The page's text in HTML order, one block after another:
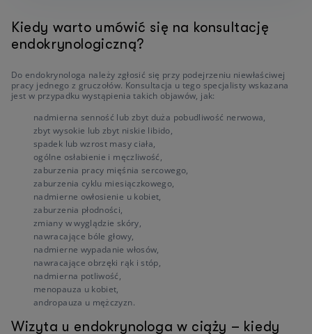
Kiedy warto umówić się na konsultację
endokrynologiczną?
Do endokrynologa należy zgłosić się przy podejrzeniu niewłaściwej
pracy jednego z gruczołów. Konsultacja u tego specjalisty wskazana
jest w przypadku wystąpienia takich objawów, jak:
nadmierna senność lub zbyt duża pobudliwość nerwowa,
zbyt wysokie lub zbyt niskie libido,
spadek lub wzrost masy ciała,
ogólne osłabienie i męczliwość,
zaburzenia pracy mięśnia sercowego,
zaburzenia cyklu miesiączkowego,
nadmierne owłosienie u kobiet,
zaburzenia płodności,
zmiany w wyglądzie skóry,
nawracające bóle głowy,
nadmierne wypadanie włosów,
nawracające obrzęki rąk i stóp,
nadmierna potliwość,
menopauza u kobiet,
andropauza u mężczyzn.
Wizyta u endokrynologa w ciąży – kiedy